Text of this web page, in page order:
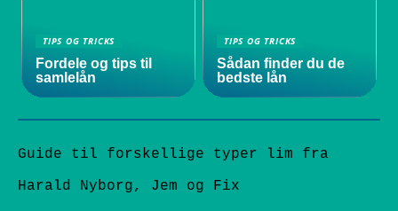
TIPS OG TRICKS
Fordele og tips til
samlelån
TIPS OG TRICKS
Sådan finder du de
bedste lån
Guide til forskellige typer lim fra
Harald Nyborg, Jem og Fix